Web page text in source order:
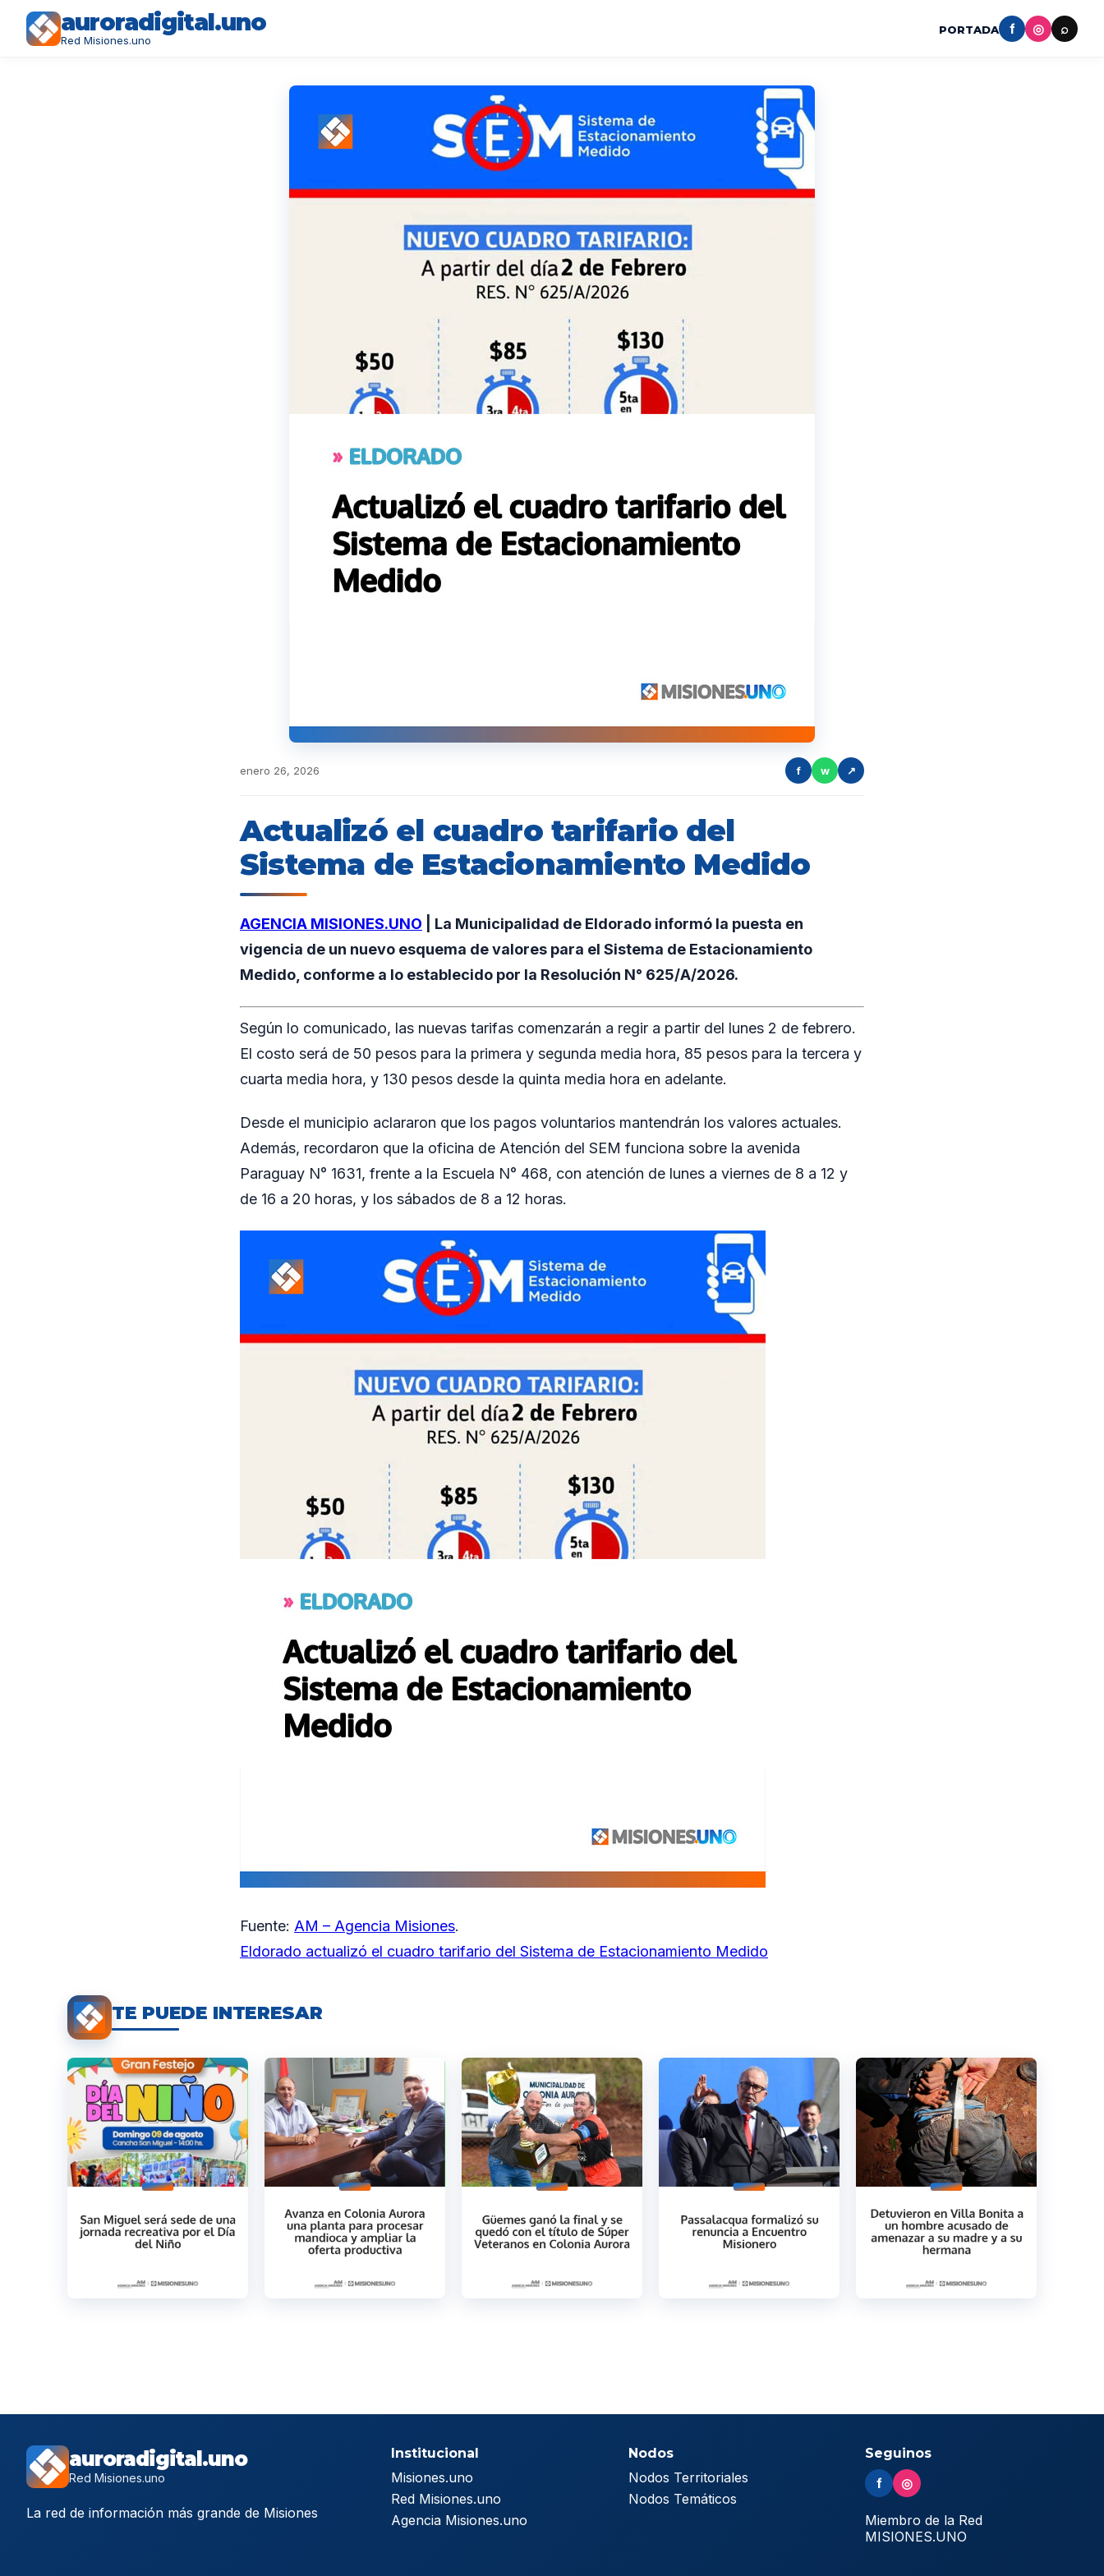
auroradigital.uno
Red Misiones.uno
PORTADA f ◎ ⌕
enero 26, 2026 f w ↗
Actualizó el cuadro tarifario del
Sistema de Estacionamiento Medido
AGENCIA MISIONES.UNO | La Municipalidad de Eldorado informó la puesta en
vigencia de un nuevo esquema de valores para el Sistema de Estacionamiento
Medido, conforme a lo establecido por la Resolución N° 625/A/2026.
Según lo comunicado, las nuevas tarifas comenzarán a regir a partir del lunes 2 de febrero.
El costo será de 50 pesos para la primera y segunda media hora, 85 pesos para la tercera y
cuarta media hora, y 130 pesos desde la quinta media hora en adelante.
Desde el municipio aclararon que los pagos voluntarios mantendrán los valores actuales.
Además, recordaron que la oficina de Atención del SEM funciona sobre la avenida
Paraguay N° 1631, frente a la Escuela N° 468, con atención de lunes a viernes de 8 a 12 y
de 16 a 20 horas, y los sábados de 8 a 12 horas.
Fuente: AM – Agencia Misiones.
Eldorado actualizó el cuadro tarifario del Sistema de Estacionamiento Medido
TE PUEDE INTERESAR
auroradigital.uno
Red Misiones.uno
La red de información más grande de Misiones
Institucional
Misiones.uno
Red Misiones.uno
Agencia Misiones.uno
Nodos
Nodos Territoriales
Nodos Temáticos
Seguinos
f ◎
Miembro de la Red
MISIONES.UNO